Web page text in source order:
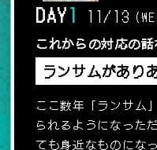
DAY1 11/13
これからの対応の
ランサムがあり
ここ数年「ランサム
られるようになった
ても身近なものにな